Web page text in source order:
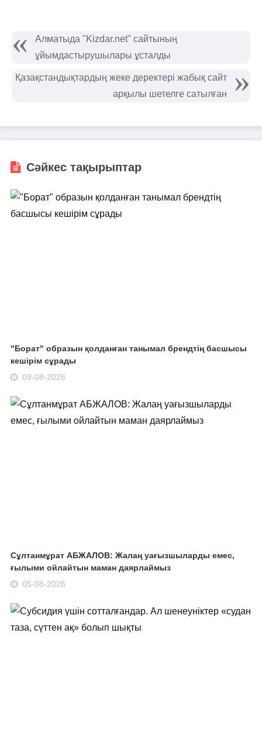
Алматыда "Kizdar.net" сайтының
ұйымдастырушылары ұсталды
Қазақстандықтардың жеке деректері жабық сайт
арқылы шетелге сатылған
Сәйкес тақырыптар
"Борат" образын қолданған танымал брендтің басшысы
кешірім сұрады
09-08-2026
Сұлтанмұрат АБЖАЛОВ: Жалаң уағызшыларды емес,
ғылыми ойлайтын маман даярлаймыз
05-08-2026